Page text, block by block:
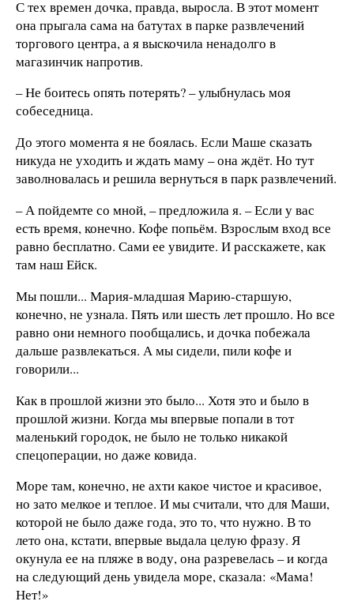
С тех времен дочка, правда, выросла. В этот момент
она прыгала сама на батутах в парке развлечений
торгового центра, а я выскочила ненадолго в
магазинчик напротив.
– Не боитесь опять потерять? – улыбнулась моя
собеседница.
До этого момента я не боялась. Если Маше сказать
никуда не уходить и ждать маму – она ждёт. Но тут
заволновалась и решила вернуться в парк развлечений.
– А пойдемте со мной, – предложила я. – Если у вас
есть время, конечно. Кофе попьём. Взрослым вход все
равно бесплатно. Сами ее увидите. И расскажете, как
там наш Ейск.
Мы пошли... Мария-младшая Марию-старшую,
конечно, не узнала. Пять или шесть лет прошло. Но все
равно они немного пообщались, и дочка побежала
дальше развлекаться. А мы сидели, пили кофе и
говорили...
Как в прошлой жизни это было... Хотя это и было в
прошлой жизни. Когда мы впервые попали в тот
маленький городок, не было не только никакой
спецоперации, но даже ковида.
Море там, конечно, не ахти какое чистое и красивое,
но зато мелкое и теплое. И мы считали, что для Маши,
которой не было даже года, это то, что нужно. В то
лето она, кстати, впервые выдала целую фразу. Я
окунула ее на пляже в воду, она разревелась – и когда
на следующий день увидела море, сказала: «Мама!
Нет!»